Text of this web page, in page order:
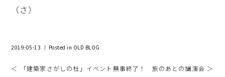
（さ）
2019-05-13 ｜ Posted in OLD BLOG
＜ 「建築家さがしの杜」イベント無事終了！ 旅のあとの講演会 ＞